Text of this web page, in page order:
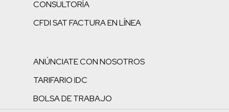
CONSULTORÍA
CFDI SAT FACTURA EN LÍNEA
ANÚNCIATE CON NOSOTROS
TARIFARIO IDC
BOLSA DE TRABAJO